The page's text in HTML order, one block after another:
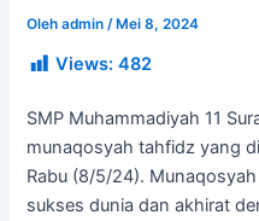
Olehadmin/ Mei 8, 2024
Views: 482
SMP Muhammadiyah 11
munaqosyah tahfidz yang
Rabu (8/5/24).
sukses dunia dan akhirat